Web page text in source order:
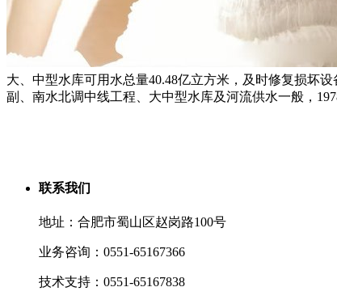
大、中型水库可用水总量40.48亿立方米，及时修复损坏
副、南水北调中线工程、大中型水库及河流供水一般，
联系我们
地址：合肥市蜀山区赵岗路100号
业务咨询：0551-65167366
技术支持：0551-65167838